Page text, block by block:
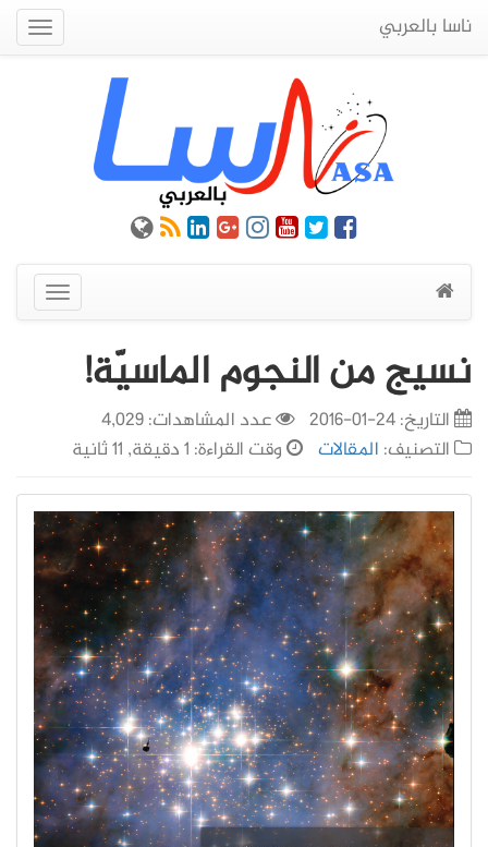
ناسا بالعربي
عرض
القائمة
نسيج من النجوم الماسيّة!
التاريخ:24-01-2016
عدد المشاهدات: 4,029
التصنيف: المقالات وقت القراءة: 1 دقيقة, 11 ثانية